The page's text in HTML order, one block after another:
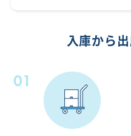
入庫から
01